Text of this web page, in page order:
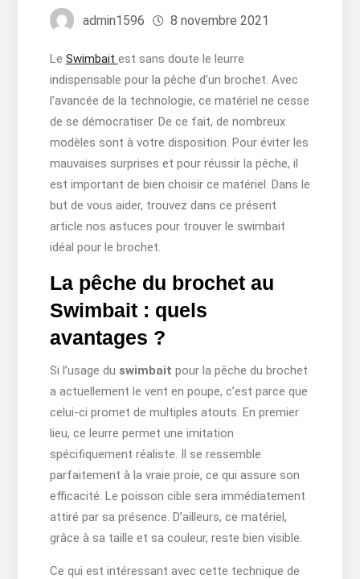
admin1596 8 novembre 2021
Le Swimbait est sans doute le leurre
indispensable pour la pêche d’un brochet. Avec
l’avancée de la technologie, ce matériel ne cesse
de se démocratiser. De ce fait, de nombreux
modèles sont à votre disposition. Pour éviter les
mauvaises surprises et pour réussir la pêche, il
est important de bien choisir ce matériel. Dans le
but de vous aider, trouvez dans ce présent
article nos astuces pour trouver le swimbait
idéal pour le brochet.
La pêche du brochet au
Swimbait : quels
avantages ?
Si l’usage du swimbait pour la pêche du brochet
a actuellement le vent en poupe, c’est parce que
celui-ci promet de multiples atouts. En premier
lieu, ce leurre permet une imitation
spécifiquement réaliste. Il se ressemble
parfaitement à la vraie proie, ce qui assure son
efficacité. Le poisson cible sera immédiatement
attiré par sa présence. D’ailleurs, ce matériel,
grâce à sa taille et sa couleur, reste bien visible.
Ce qui est intéressant avec cette technique de